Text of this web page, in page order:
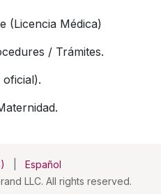
(Licencia Médica)
/ Trámites.
LLC. All rights reserved.
Español